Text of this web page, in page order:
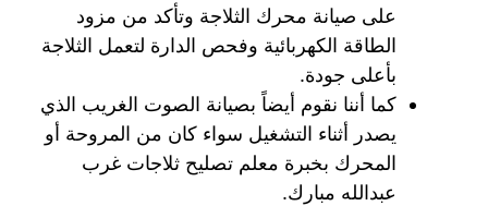
على صيانة محرك الثلاجة وتأكد من مزود
الطاقة الكهربائية وفحص الدارة لتعمل الثلاجة
بأعلى جودة.
كما أننا نقوم أيضاً بصيانة الصوت الغريب الذي
يصدر أثناء التشغيل سواء كان من المروحة أو
المحرك بخبرة معلم تصليح ثلاجات غرب
عبدالله مبارك.